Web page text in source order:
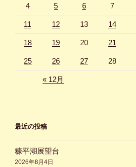
4 5 6 7
11 12 13 14
18 19 20 21
25 26 27 28
« 12月
最近の投稿
糠平湖展望台
2026年8月4日